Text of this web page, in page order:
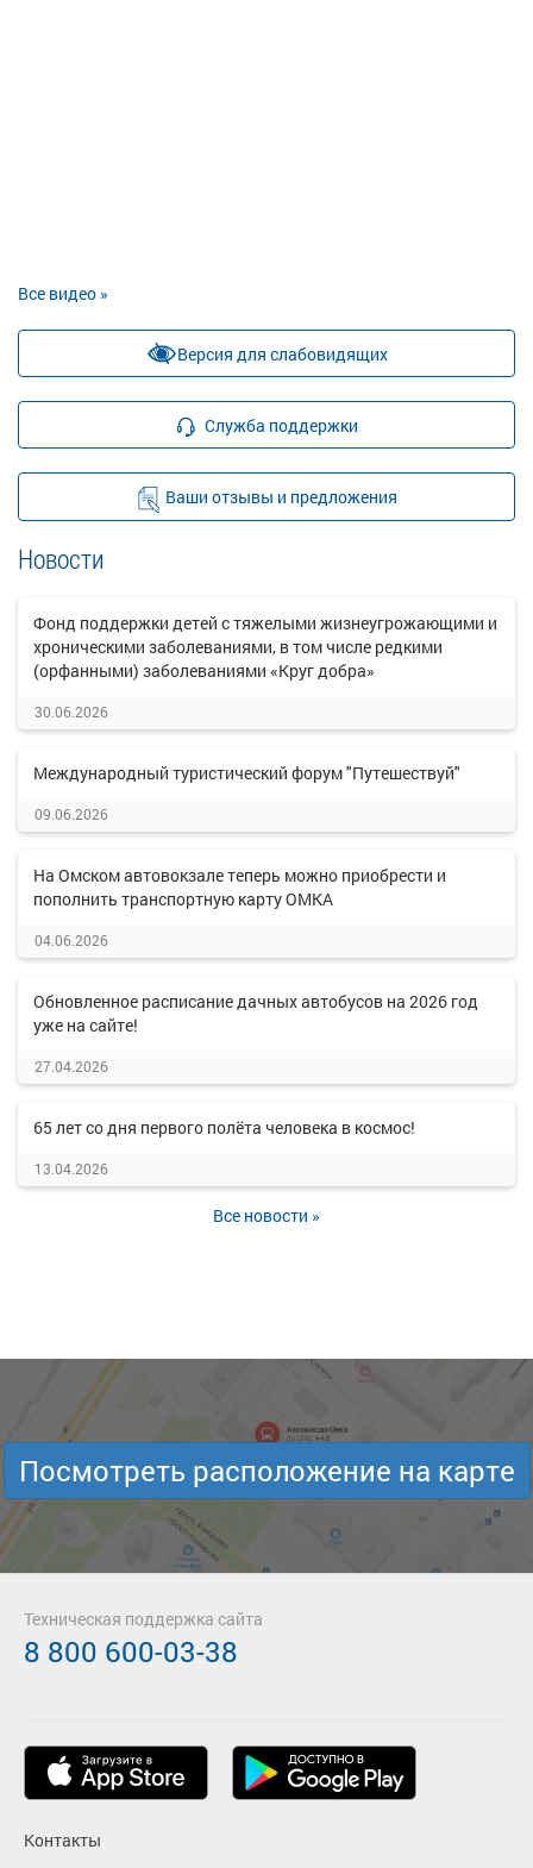
Все видео »
Версия для слабовидящих
Служба поддержки
Ваши отзывы и предложения
Новости
Фонд поддержки детей с тяжелыми жизнеугрожающими и
хроническими заболеваниями, в том числе редкими
(орфанными) заболеваниями «Круг добра»
30.06.2026
Международный туристический форум "Путешествуй"
09.06.2026
На Омском автовокзале теперь можно приобрести и
пополнить транспортную карту ОМКА
04.06.2026
Обновленное расписание дачных автобусов на 2026 год
уже на сайте!
27.04.2026
65 лет со дня первого полёта человека в космос!
13.04.2026
Все новости »
Посмотреть расположение на карте
Контакты
Техническая поддержка сайта
8 800 600-03-38